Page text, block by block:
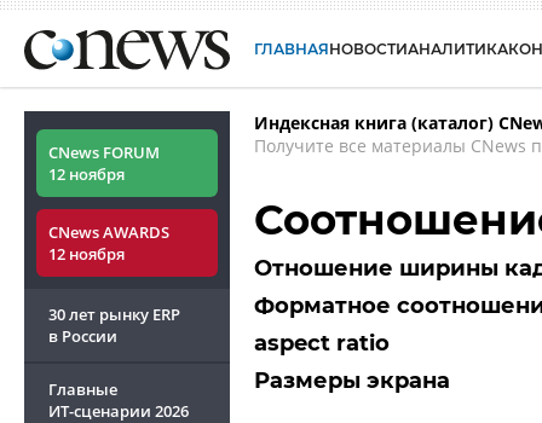
ГЛАВНАЯНОВОСТИАНАЛИТИКА
CNews FORUM
12 ноября
CNews AWARDS
12 ноября
30 лет рынку ERP
в России
Главные
ИТ-сценарии 2026
Индексная книга (каталог)
Получите все материалы CNews
Отношение ширины
Форматное
aspect ratio
Размеры экрана